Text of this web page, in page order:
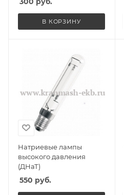
В КОРЗИНУ
Натриевые лампы
высокого давления
(ДНаТ)
550 руб.